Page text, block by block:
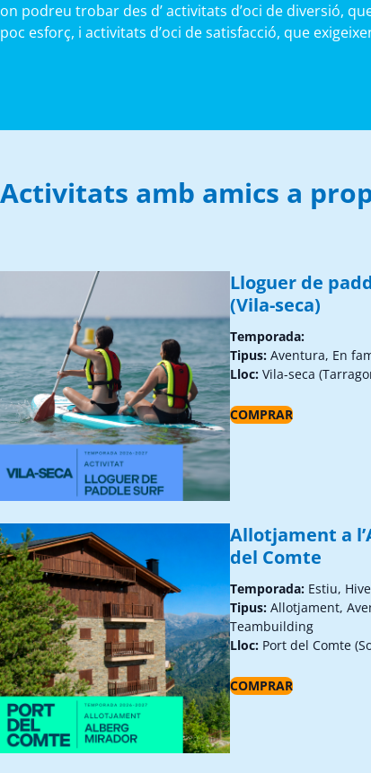
on podreu trobar des d’ activitats d’oci de diversió,
poc esforç, i activitats d’oci de satisfacció, que
Activitats amb amics a
Lloguer de
(Vila-seca)
Temporada:
Tipus: Aventura, En
Lloc: Vila-seca
COMPRAR
Allotjament a
del Comte
Temporada: Estiu,
Tipus: Allotjament,
Teambuilding
Lloc: Port del Comte
COMPRAR